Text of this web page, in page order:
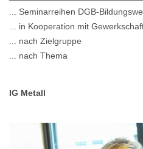
... Seminarreihen DGB-
... in Kooperation mit
... nach Zielgruppe
... nach Thema
IG Metall